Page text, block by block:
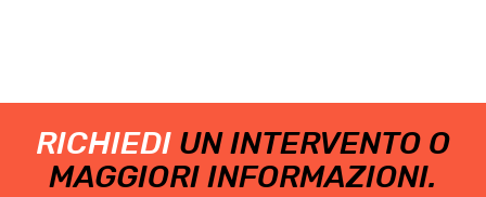
RICHIEDIUN INTERVENTO O
MAGGIORI INFORMAZIONI.